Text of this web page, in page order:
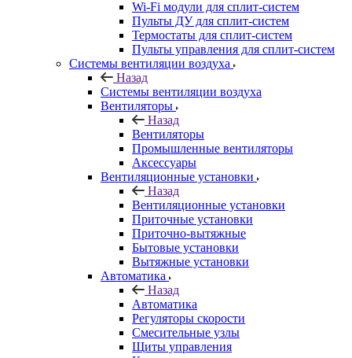
Wi-Fi модули для сплит-систем
Пульты ДУ для сплит-систем
Термостаты для сплит-систем
Пульты управления для сплит-систем
Системы вентиляции воздуха
Назад
Системы вентиляции воздуха
Вентиляторы
Назад
Вентиляторы
Промышленные вентиляторы
Аксессуары
Вентиляционные установки
Назад
Вентиляционные установки
Приточные установки
Приточно-вытяжные
Бытовые установки
Вытяжные установки
Автоматика
Назад
Автоматика
Регуляторы скорости
Смесительные узлы
Щиты управления